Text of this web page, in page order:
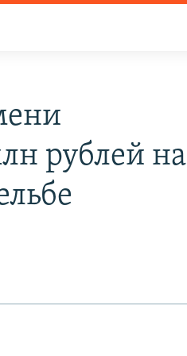
рублей на